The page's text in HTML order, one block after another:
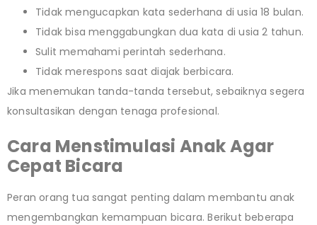
Tidak mengucapkan kata sederhana di usia 18 bulan.
Tidak bisa menggabungkan dua kata di usia 2 tahun.
Sulit memahami perintah sederhana.
Tidak merespons saat diajak berbicara.
Jika menemukan tanda-tanda tersebut, sebaiknya segera
konsultasikan dengan tenaga profesional.
Cara Menstimulasi Anak Agar
Cepat Bicara
Peran orang tua sangat penting dalam membantu anak
mengembangkan kemampuan bicara. Berikut beberapa